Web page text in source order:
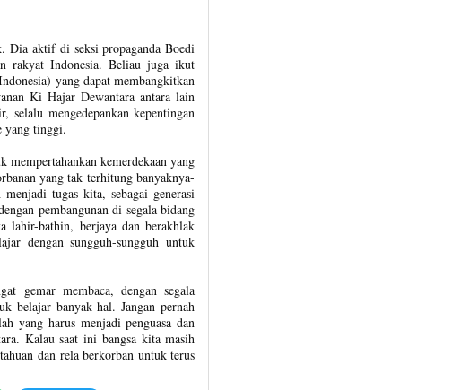
Dia aktif di seksi propaganda Boedi
rakyat Indonesia. Beliau juga ikut
yang dapat membangkitkan
Ki Hajar Dewantara antara lain
mengedepankan kepentingan
yang tinggi.
mempertahankan kemerdekaan yang
yang tak terhitung banyaknya-
tugas kita, sebagai generasi
pembangunan di segala bidang
lahir-bathin, berjaya dan berakhlak
dengan sungguh-sungguh untuk
gemar membaca, dengan segala
belajar banyak hal. Jangan pernah
yang harus menjadi penguasa dan
Kalau saat ini bangsa kita masih
dan rela berkorban untuk terus